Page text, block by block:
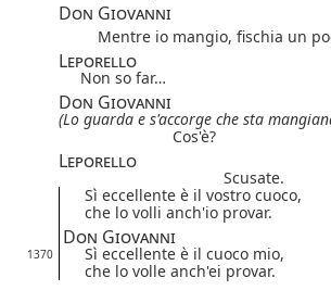
Don Giovanni
Mentre io mangio, fischia un
Leporello
Non so far…
Don Giovanni
(Lo guarda e s'accorge che sta
Cos'è?
Leporello
Scusate.
Sì eccellente è il vostro cuoco,
che lo volli anch'io provar.
Don Giovanni
1370
Sì eccellente è il cuoco mio,
che lo volle anch'ei provar.